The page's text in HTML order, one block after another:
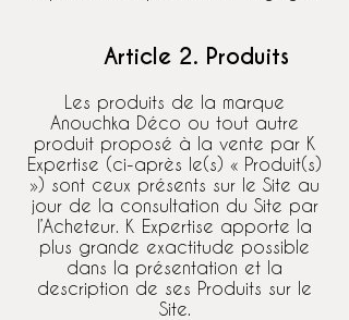
Article 2. Produits
Les produits de la marque
Anouchka Déco ou tout autre
produit proposé à la vente par K
Expertise (ci-après le(s) « Produit(s)
») sont ceux présents sur le Site au
jour de la consultation du Site par
l’Acheteur. K Expertise apporte la
plus grande exactitude possible
dans la présentation et la
description de ses Produits sur le
Site.